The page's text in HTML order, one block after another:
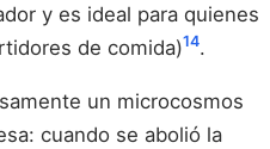
y es ideal para quienes
de comida)14.
un microcosmos
cuando se abolió la